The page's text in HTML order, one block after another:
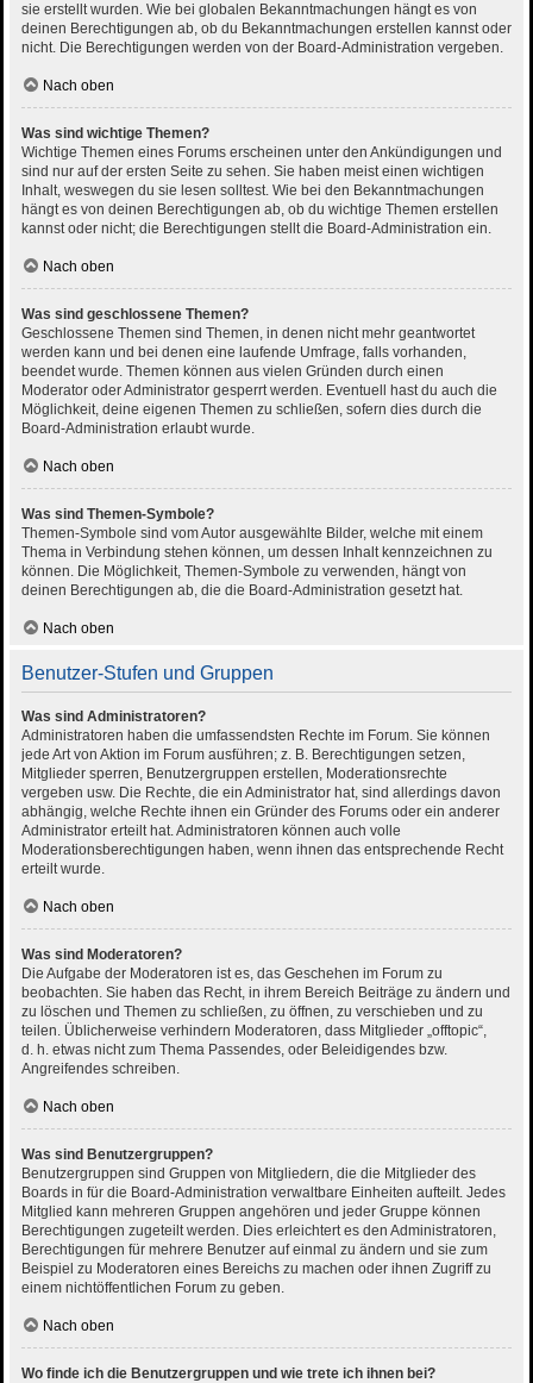
sie erstellt wurden. Wie bei globalen Bekanntmachungen hängt es von
deinen Berechtigungen ab, ob du Bekanntmachungen erstellen kannst oder
nicht. Die Berechtigungen werden von der Board-Administration vergeben.
Nach oben
Was sind wichtige Themen?
Wichtige Themen eines Forums erscheinen unter den Ankündigungen und
sind nur auf der ersten Seite zu sehen. Sie haben meist einen wichtigen
Inhalt, weswegen du sie lesen solltest. Wie bei den Bekanntmachungen
hängt es von deinen Berechtigungen ab, ob du wichtige Themen erstellen
kannst oder nicht; die Berechtigungen stellt die Board-Administration ein.
Nach oben
Was sind geschlossene Themen?
Geschlossene Themen sind Themen, in denen nicht mehr geantwortet
werden kann und bei denen eine laufende Umfrage, falls vorhanden,
beendet wurde. Themen können aus vielen Gründen durch einen
Moderator oder Administrator gesperrt werden. Eventuell hast du auch die
Möglichkeit, deine eigenen Themen zu schließen, sofern dies durch die
Board-Administration erlaubt wurde.
Nach oben
Was sind Themen-Symbole?
Themen-Symbole sind vom Autor ausgewählte Bilder, welche mit einem
Thema in Verbindung stehen können, um dessen Inhalt kennzeichnen zu
können. Die Möglichkeit, Themen-Symbole zu verwenden, hängt von
deinen Berechtigungen ab, die die Board-Administration gesetzt hat.
Nach oben
Benutzer-Stufen und Gruppen
Was sind Administratoren?
Administratoren haben die umfassendsten Rechte im Forum. Sie können
jede Art von Aktion im Forum ausführen; z. B. Berechtigungen setzen,
Mitglieder sperren, Benutzergruppen erstellen, Moderationsrechte
vergeben usw. Die Rechte, die ein Administrator hat, sind allerdings davon
abhängig, welche Rechte ihnen ein Gründer des Forums oder ein anderer
Administrator erteilt hat. Administratoren können auch volle
Moderationsberechtigungen haben, wenn ihnen das entsprechende Recht
erteilt wurde.
Nach oben
Was sind Moderatoren?
Die Aufgabe der Moderatoren ist es, das Geschehen im Forum zu
beobachten. Sie haben das Recht, in ihrem Bereich Beiträge zu ändern und
zu löschen und Themen zu schließen, zu öffnen, zu verschieben und zu
teilen. Üblicherweise verhindern Moderatoren, dass Mitglieder „offtopic“,
d. h. etwas nicht zum Thema Passendes, oder Beleidigendes bzw.
Angreifendes schreiben.
Nach oben
Was sind Benutzergruppen?
Benutzergruppen sind Gruppen von Mitgliedern, die die Mitglieder des
Boards in für die Board-Administration verwaltbare Einheiten aufteilt. Jedes
Mitglied kann mehreren Gruppen angehören und jeder Gruppe können
Berechtigungen zugeteilt werden. Dies erleichtert es den Administratoren,
Berechtigungen für mehrere Benutzer auf einmal zu ändern und sie zum
Beispiel zu Moderatoren eines Bereichs zu machen oder ihnen Zugriff zu
einem nichtöffentlichen Forum zu geben.
Nach oben
Wo finde ich die Benutzergruppen und wie trete ich ihnen bei?